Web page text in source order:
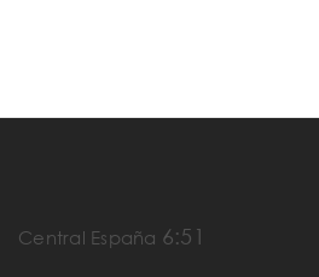
Central España 6:52